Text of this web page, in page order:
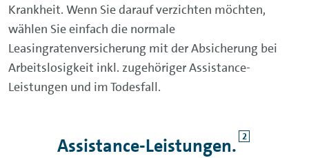
Krankheit. Wenn Sie darauf verzichten möchten,
wählen Sie einfach die normale
Leasingratenversicherung mit der Absicherung bei
Arbeitslosigkeit inkl. zugehörigerAssistance-
Leistungen und im Todesfall.
Assistance-Leistungen. 2